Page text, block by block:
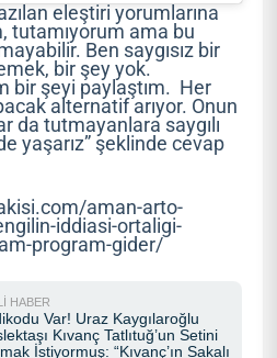
eleştiri yorumlarına
tutamıyorum ama bu
Ben saygısız bir
bir şey yok.
bir şeyi paylaştım. Her
alternatif arıyor. Onun
da tutmayanlara saygılı
yaşarız” şeklinde cevap
aman-arto-
iddiasi-ortaligi-
program-gider/